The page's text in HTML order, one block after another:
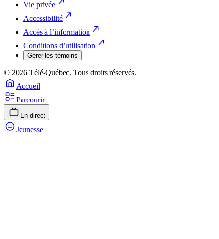
Vie privée
Accessibilité
Accès à l’information
Conditions d’utilisation
Gérer les témoins
© 2026 Télé-Québec. Tous droits réservés.
Accueil
Parcourir
En direct
Jeunesse